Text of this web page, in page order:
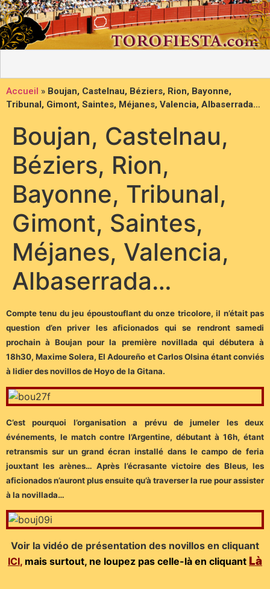
Accueil » Boujan, Castelnau, Béziers, Rion, Bayonne,
Tribunal, Gimont, Saintes, Méjanes, Valencia, Albaserrada…
Boujan, Castelnau,
Béziers, Rion,
Bayonne, Tribunal,
Gimont, Saintes,
Méjanes, Valencia,
Albaserrada…
Compte tenu du jeu époustouflant du onze tricolore, il n’était pas
question d’en priver les aficionados qui se rendront samedi
prochain à Boujan pour la première novillada qui débutera à
18h30, Maxime Solera, El Adoureño et Carlos Olsina étant conviés
à lidier des novillos de Hoyo de la Gitana.
C’est pourquoi l’organisation a prévu de jumeler les deux
événements, le match contre l’Argentine, débutant à 16h, étant
retransmis sur un grand écran installé dans le campo de feria
jouxtant les arènes… Après l’écrasante victoire des Bleus, les
aficionados n’auront plus ensuite qu’à traverser la rue pour assister
à la novillada…
Voir la vidéo de présentation des novillos en cliquant
ICI, mais surtout, ne loupez pas celle-là en cliquant Là